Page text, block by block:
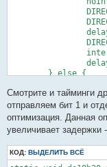
	} else {
		DIRECT_WRITE_LOW(reg, mask);
		DIRECT_MODE_OUTPUT(reg, mask);	// drive output low
		delayMicroseconds(65);
		DIRECT_WRITE_HIGH(reg, mask);	// drive output high
		interrupts();
		delayMicroseconds(5);
	}
Смотрите и тайминги
отправляем бит 1 и
оптимизация. Данная
увеличивает задержки
КОД: ВЫДЕЛИТЬ ВСЁ